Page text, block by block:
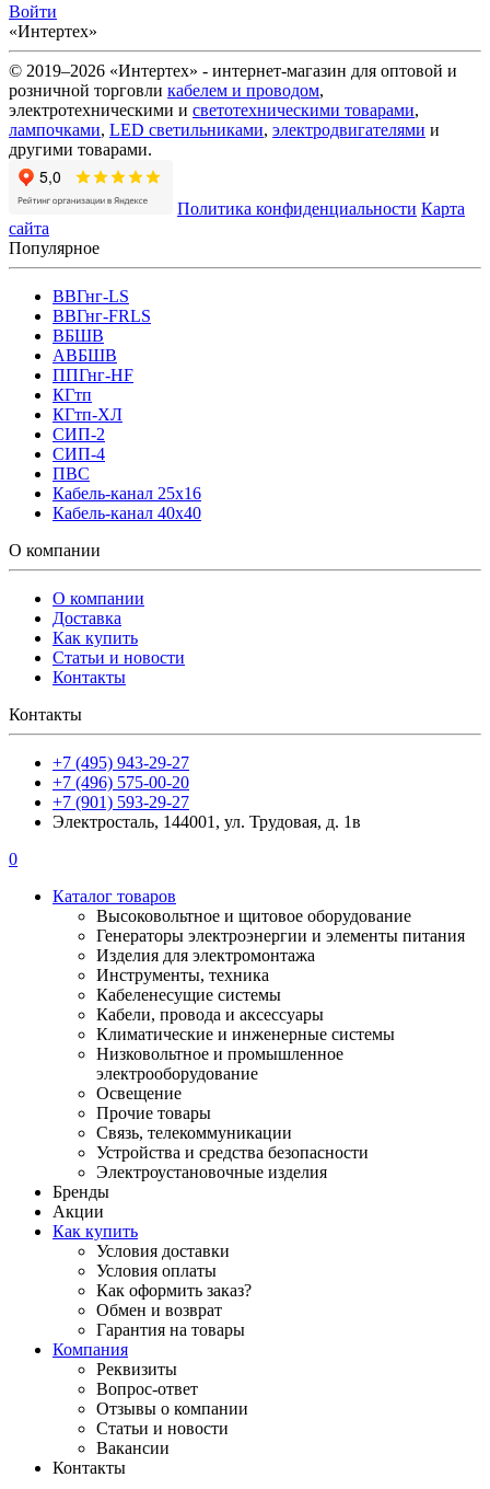
Войти
«Интертех»
© 2019–2026 «Интертех» - интернет-магазин для оптовой и
розничной торговли кабелем и проводом,
электротехническими и светотехническими товарами,
лампочками, LED светильниками, электродвигателями и
другими товарами.
Политика конфиденциальности Карта
сайта
Популярное
ВВГнг-LS
ВВГнг-FRLS
ВБШВ
АВБШВ
ППГнг-HF
КГтп
КГтп-ХЛ
СИП-2
СИП-4
ПВС
Кабель-канал 25х16
Кабель-канал 40х40
О компании
О компании
Доставка
Как купить
Статьи и новости
Контакты
Контакты
+7 (495) 943-29-27
+7 (496) 575-00-20
+7 (901) 593-29-27
Электросталь, 144001, ул. Трудовая, д. 1в
0
Каталог товаров
Высоковольтное и щитовое оборудование
Генераторы электроэнергии и элементы питания
Изделия для электромонтажа
Инструменты, техника
Кабеленесущие системы
Кабели, провода и аксессуары
Климатические и инженерные системы
Низковольтное и промышленное
электрооборудование
Освещение
Прочие товары
Связь, телекоммуникации
Устройства и средства безопасности
Электроустановочные изделия
Бренды
Акции
Как купить
Условия доставки
Условия оплаты
Как оформить заказ?
Обмен и возврат
Гарантия на товары
Компания
Реквизиты
Вопрос-ответ
Отзывы о компании
Статьи и новости
Вакансии
Контакты